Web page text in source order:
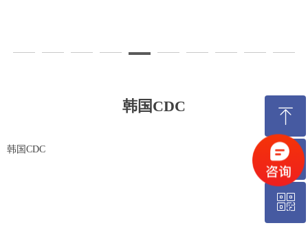
韩国CDC
韩国CDC
ꁸ
回到顶部
ꂅ
18626899555
ꀥ